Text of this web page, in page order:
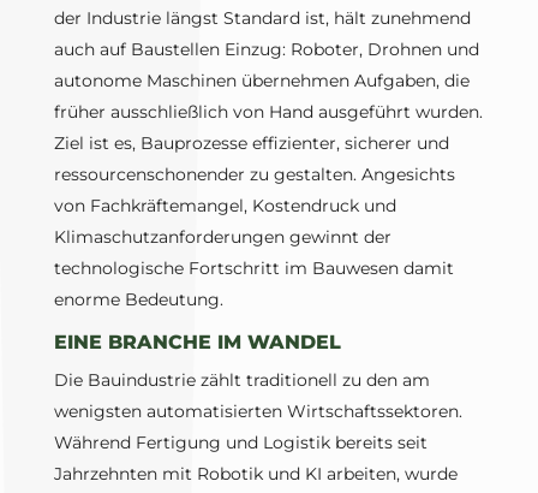
der Industrie längst Standard ist, hält zunehmend
auch auf Baustellen Einzug: Roboter, Drohnen und
autonome Maschinen übernehmen Aufgaben, die
früher ausschließlich von Hand ausgeführt wurden.
Ziel ist es, Bauprozesse effizienter, sicherer und
ressourcenschonender zu gestalten. Angesichts
von Fachkräftemangel, Kostendruck und
Klimaschutzanforderungen gewinnt der
technologische Fortschritt im Bauwesen damit
enorme Bedeutung.
EINE BRANCHE IM WANDEL
Die Bauindustrie zählt traditionell zu den am
wenigsten automatisierten Wirtschaftssektoren.
Während Fertigung und Logistik bereits seit
Jahrzehnten mit Robotik und KI arbeiten, wurde